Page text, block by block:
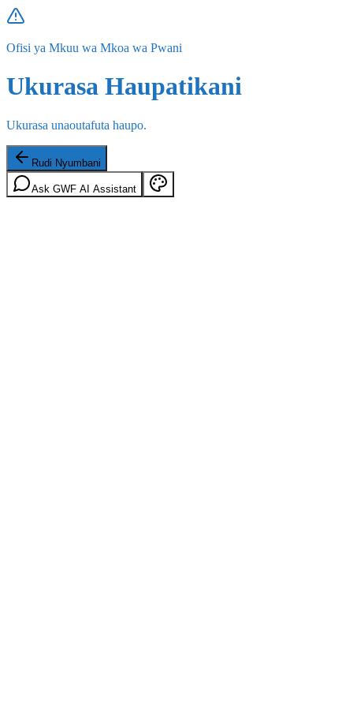
Ofisi ya Mkuu wa Mkoa wa Pwani
Ukurasa Haupatikani
Ukurasa unaoutafuta haupo.
Rudi Nyumbani
Ask GWF AI Assistant